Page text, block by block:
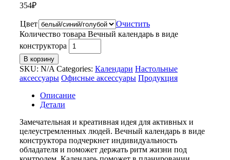
354₽
Цвет
Очистить
Количество товара Вечный календарь в виде
конструктора
В корзину
SKU: N/A Categories: Календари Настольные
аксессуары Офисные аксессуары Продукция
Описание
Детали
Замечательная и креативная идея для активных и
целеустремленных людей. Вечный календарь в виде
конструктора подчеркнет индивидуальность
обладателя и поможет держать ритм жизни под